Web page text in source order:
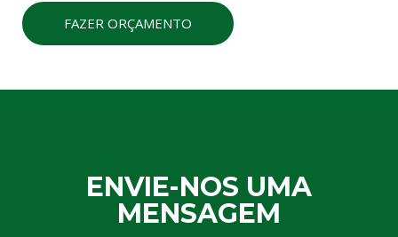
FAZER ORÇAMENTO
ENVIE-NOS UMA
MENSAGEM